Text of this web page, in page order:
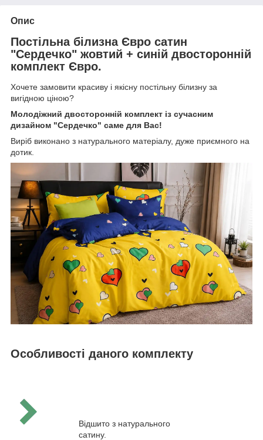
Опис
Постільна білизна Євро сатин
"Сердечко" жовтий + синій двосторонній
комплект Євро.
Хочете замовити красиву і якісну постільну білизну за
вигідною ціною?
Молодіжний двосторонній комплект із сучасним
дизайном "Сердечко" саме для Вас!
Виріб виконано з натурального матеріалу, дуже приємного на
дотик.
Особливості даного комплекту
Відшито з натурального
сатину.